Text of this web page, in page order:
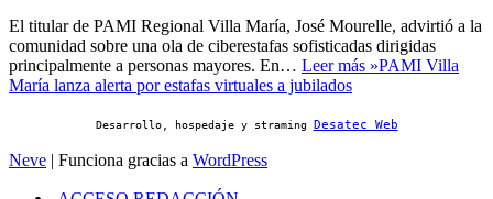
El titular de PAMI Regional Villa María, José Mourelle, advirtió a la
comunidad sobre una ola de ciberestafas sofisticadas dirigidas
principalmente a personas mayores. En… Leer más »PAMI Villa
María lanza alerta por estafas virtuales a jubilados
Desarrollo, hospedaje y straming Desatec Web
Neve | Funciona gracias a WordPress